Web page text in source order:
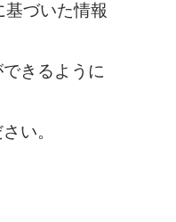
づいた情報
きるように
い。